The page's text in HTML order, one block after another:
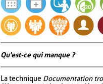
Qu'est-ce qui manque ?
La technique Documentation